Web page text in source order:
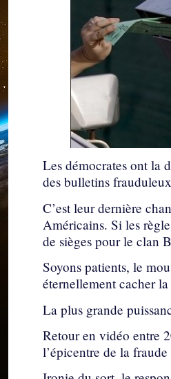
Les démocrates ont la
des bulletins
C’est leur dernière
Américains. Si les
de sièges pour le clan
Soyons patients, le
éternellement cacher
La plus grande
Retour en vidéo entre
l’épicentre de la